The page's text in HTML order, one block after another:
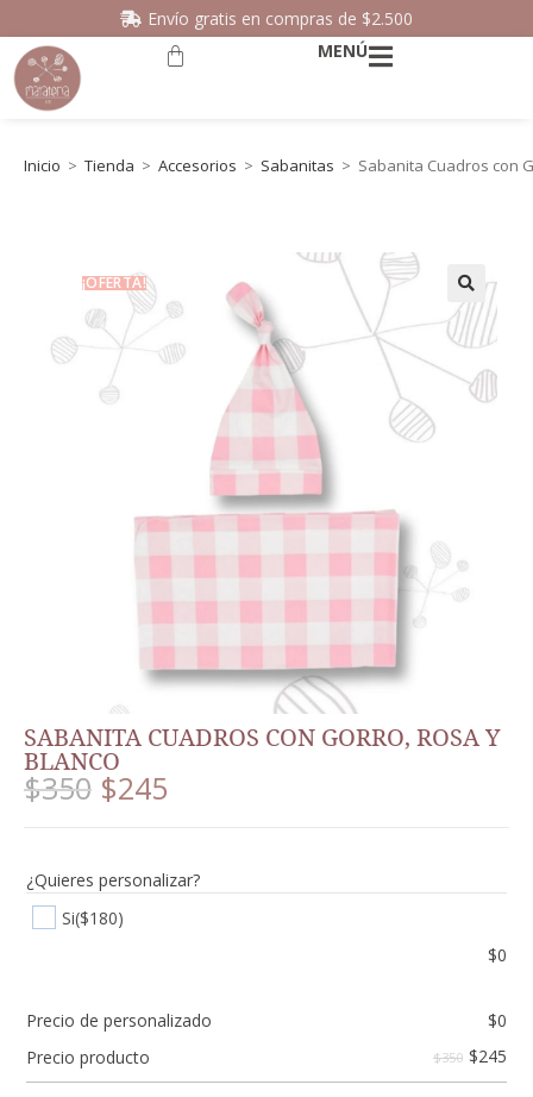
Envío gratis en compras de $2.500
MENÚ
Inicio > Tienda > Accesorios > Sabanitas > Sabanita Cuadros con
¡OFERTA!
SABANITA CUADROS CON GORRO, ROSA Y
BLANCO
$350 $245
¿Quieres personalizar?
Si($180)
$0
Precio de personalizado $0
Precio producto
$350 $245